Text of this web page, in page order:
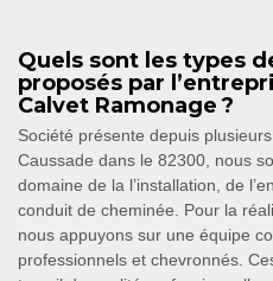
Quels sont les types
proposés par
Calvet Ramonage ?
Société présente depuis
Caussade dans le 82300, nous
domaine de la l’installation, de
conduit de cheminée. Pour la
nous appuyons sur une équipe
professionnels et chevronnés.